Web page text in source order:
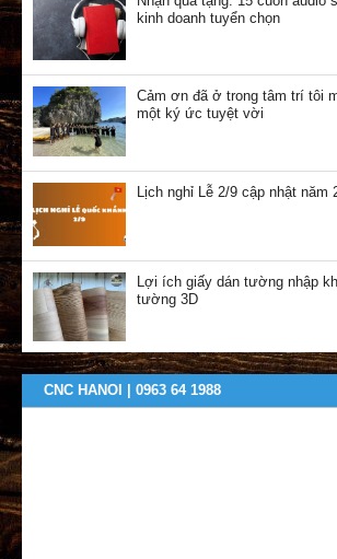
kinh doanh tuyển chọn
Cảm ơn đã ở trong tâm trí tôi
một ký ức tuyệt vời
Lịch nghỉ Lễ 2/9 cập nhật năm
Lợi ích giấy dán tường nhập
tường 3D
CNC HANOI | 0963 64 1988